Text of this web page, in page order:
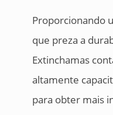
Proporcionando
que preza a
Extinchamas
altamente
para obter mais